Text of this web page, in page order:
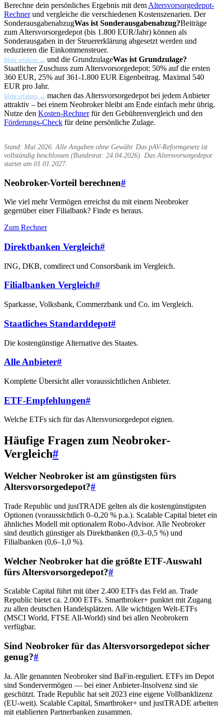
Berechne dein persönliches Ergebnis mit dem Altersvorsorgedepot-
Rechnerund vergleiche die verschiedenen Kostenszenarien. Der
SonderausgabenabzugWas ist Sonderausgabenabzug?Beiträge
zum Altersvorsorgedepot (bis 1.800 EUR/Jahr) können als
Sonderausgaben in der Steuererklärung abgesetzt werden und
reduzieren die Einkommensteuer.
Mehr erfahren → und die GrundzulageWas ist Grundzulage?
Staatlicher Zuschuss zum Altersvorsorgedepot: 50% auf die ersten
360 EUR, 25% auf 361-1.800 EUR Eigenbeitrag. Maximal 540
EUR pro Jahr.
Mehr erfahren → machen das Altersvorsorgedepot bei jedem Anbieter
attraktiv – bei einem Neobroker bleibt am Ende einfach mehr übrig.
Nutze den Kosten-Rechnerfür den Gebührenvergleich und den
Förderungs-Check für deine persönliche Zulage.
Stand: Mai 2026. Alle Angaben ohne Gewähr. Das pAV-Reformgesetz ist
vollständig beschlossen (Bundesrat: 24.04.2026). Das Altersvorsorgedepot
startet am 01.01.2027.
Neobroker-Vorteil berechnen#
Wie viel mehr Vermögen erreichst du mit einem Neobroker
gegenüber einer Filialbank? Finde es heraus.
Zum Rechner
Direktbanken Vergleich#
ING, DKB, comdirect und Consorsbank im Vergleich.
Filialbanken Vergleich#
Sparkasse, Volksbank, Commerzbank und Co. im Vergleich.
Staatliches Standarddepot#
Die kostengünstige Alternative des Staates.
Alle Anbieter#
Komplette Übersicht aller voraussichtlichen Anbieter.
ETF-Empfehlungen#
Welche ETFs sich für das Altersvorsorgedepot eignen.
Häufige Fragen zum Neobroker-
Vergleich#
Welcher Neobroker ist am günstigsten fürs
Altersvorsorgedepot?#
Trade Republic und justTRADE gelten als die kostengünstigsten
Optionen (voraussichtlich 0–0,20 % p.a.). Scalable Capital bietet ein
ähnliches Modell mit optionalem Robo-Advisor. Alle Neobroker
sind deutlich günstiger als Direktbanken (0,3–0,5 %) und
Filialbanken (0,6–1,0 %).
Welcher Neobroker hat die größte ETF-Auswahl
fürs Altersvorsorgedepot?#
Scalable Capital führt mit über 2.400 ETFs das Feld an. Trade
Republic bietet ca. 2.000 ETFs. Smartbroker+ punktet mit Zugang
zu allen deutschen Handelsplätzen. Alle wichtigen Welt-ETFs
(MSCI World, FTSE All-World) sind bei allen Neobrokern
verfügbar.
Sind Neobroker für das Altersvorsorgedepot sicher
genug?#
Ja. Alle genannten Neobroker sind BaFin-reguliert. ETFs im Depot
sind Sondervermögen — bei einer Anbieter-Insolvenz sind sie
geschützt. Trade Republic hat seit 2023 eine eigene Vollbanklizenz
(EU-weit). Scalable Capital, Smartbroker+ und justTRADE arbeiten
mit etablierten Partnerbanken zusammen.